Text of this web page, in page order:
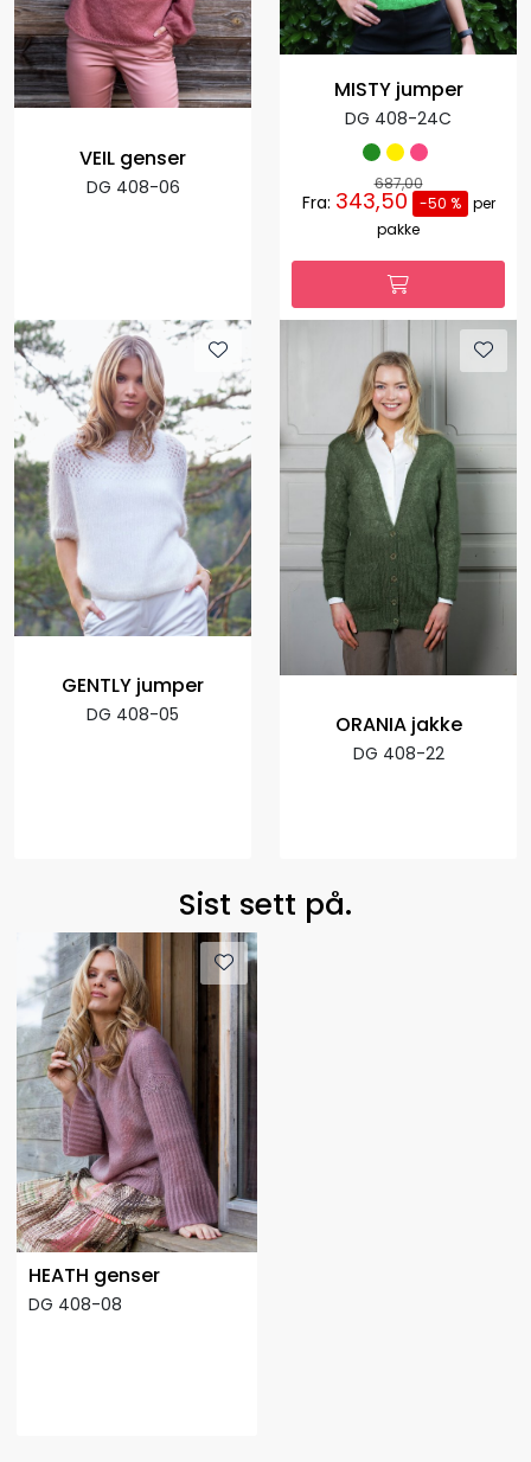
VEIL genser
DG 408-06
MISTY jumper
DG 408-24C
687,00
Fra: 343,50 -50 %
per
pakke
GENTLY jumper
DG 408-05 ORANIA jakke
DG 408-22
Sist sett på.
HEATH genser
DG 408-08